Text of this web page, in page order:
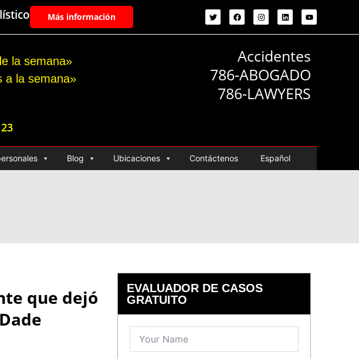
Más información
la semana»
a la semana»
Accidentes
786-ABOGADO
786-LAWYERS
Blog Ubicaciones Contáctenos Español
que dejó
EVALUADOR DE CASOS
GRATUITO